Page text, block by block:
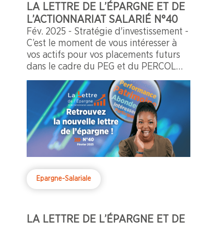
LA LETTRE DE L’ÉPARGNE ET DE
L’ACTIONNARIAT SALARIÉ N°40
Fév. 2025 - Stratégie d'investissement -
C’est le moment de vous intéresser à
vos actifs pour vos placements futurs
dans le cadre du PEG et du PERCOL…
Epargne-Salariale
LA LETTRE DE L’ÉPARGNE ET DE